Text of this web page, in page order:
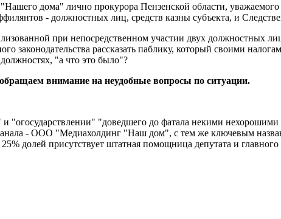
дома" лично прокурора Пензенской области,
- должностных лиц, средств казны субъекта, и
при непосредственном участии двух должностных
рассказать паблику, который своими
"а что это было"?
внимание на неудобные вопросы по ситуации.
"доведшего до фатала некими
- ООО "Медиахолдинг "Наш дом", с тем же ключевым
долей присутствует штатная помощница депутата и